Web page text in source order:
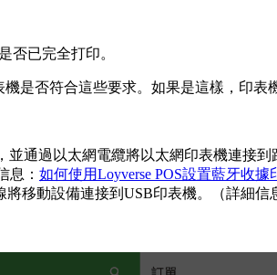
否已完全打印。
是否符合這些要求。如果是這樣，印表
並通過以太網電纜將以太網印表機連接到
息： 如何使用Loyverse POS設置藍牙收據
移動設備連接到USB印表機。（詳細信